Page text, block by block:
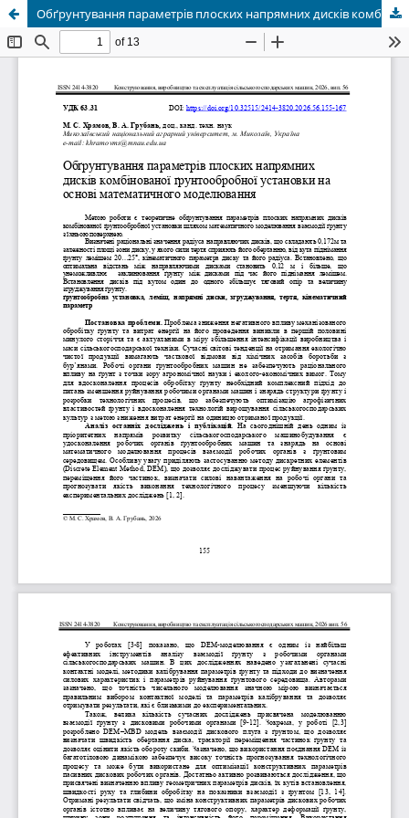
Обґрунтування параметрів плоских напрямних дисків комбінованої ґрунтообробної установки на основі математичного моделювання